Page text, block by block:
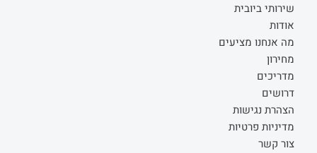
שירותי ביובית
אודות
מה אנחנו מציעים
מחירון
מדריכים
דרושים
הצהרת נגישות
מדיניות פרטיות
צור קשר